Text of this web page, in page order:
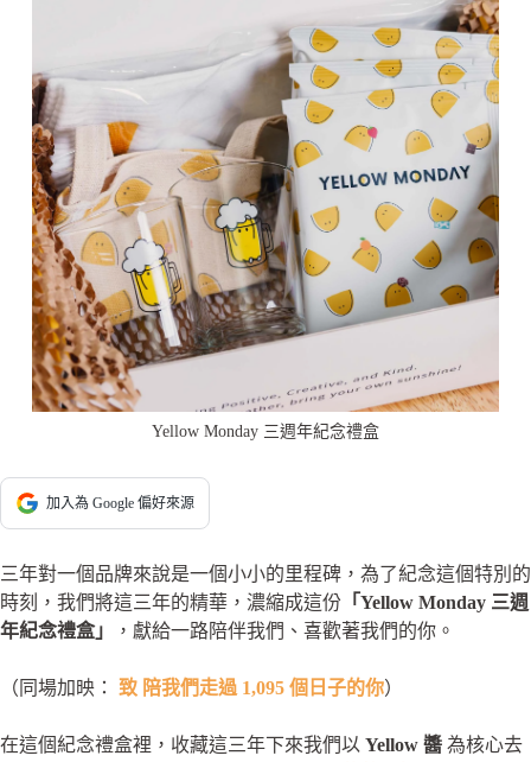
Yellow Monday 三週年紀念禮盒
加入為 Google 偏好來源
三年對一個品牌來說是一個小小的里程碑，為了紀念這個特別的
時刻，我們將這三年的精華，濃縮成這份 「Yellow Monday 三週
年紀念禮盒」
，獻給一路陪伴我們、喜歡著我們的你。
（同場加映： 致 陪我們走過 1,095 個日子的你）
在這個紀念禮盒裡，收藏這三年下來我們以 Yellow 醬 為核心去